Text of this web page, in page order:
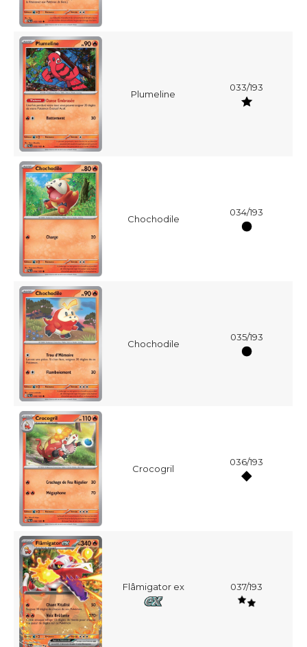
Plumeline
033/193
Chochodile
034/193
Chochodile
035/193
Crocogril
036/193
Flâmigator ex 037/193